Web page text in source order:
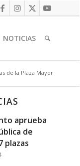
NOTICIAS
de la Plaza Mayor
aprueba
de
plazas